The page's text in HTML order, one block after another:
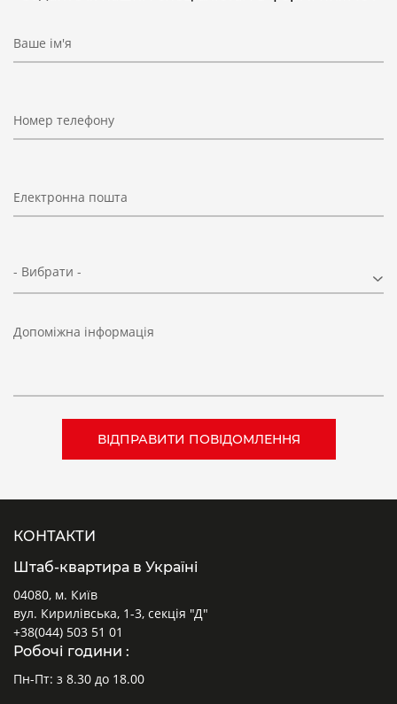
Ваше ім'я
Номер телефону
Електронна пошта
- Вибрати -
Допоміжна інформація
КОНТАКТИ
Штаб-квартира в Україні
04080, м. Київ
вул. Кирилівська, 1-3, секція "Д"
+38(044) 503 51 01
Робочі години :
Пн-Пт: з 8.30 до 18.00